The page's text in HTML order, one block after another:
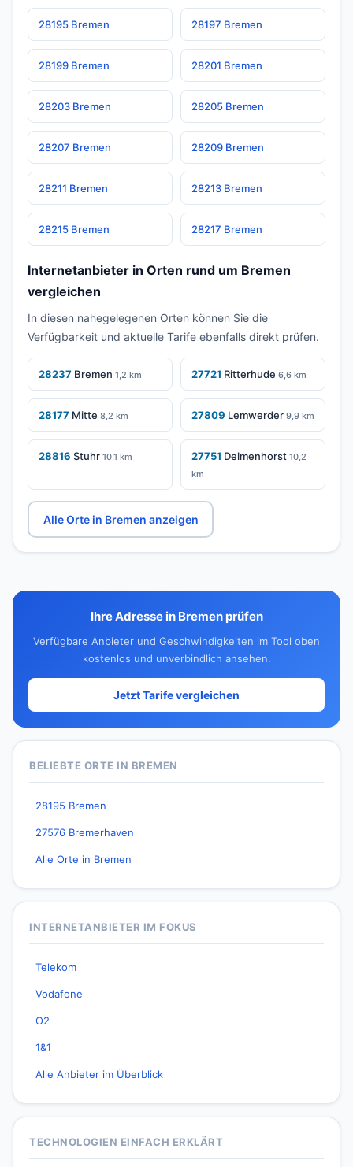
28195 Bremen 28197 Bremen
28199 Bremen 28201 Bremen
28203 Bremen 28205 Bremen
28207 Bremen 28209 Bremen
28211 Bremen 28213 Bremen
28215 Bremen 28217 Bremen
Internetanbieter in Orten rund um Bremen
vergleichen
In diesen nahegelegenen Orten können Sie die
Verfügbarkeit und aktuelle Tarife ebenfalls direkt prüfen.
28237 Bremen 1,2 km 27721 Ritterhude 6,6 km
28177 Mitte 8,2 km 27809 Lemwerder 9,9 km
28816 Stuhr 10,1 km 27751 Delmenhorst 10,2
km
Alle Orte in Bremen anzeigen
Ihre Adresse in Bremen prüfen
Verfügbare Anbieter und Geschwindigkeiten im Tool oben
kostenlos und unverbindlich ansehen.
Jetzt Tarife vergleichen
BELIEBTE ORTE IN BREMEN
28195 Bremen
27576 Bremerhaven
Alle Orte in Bremen
INTERNETANBIETER IM FOKUS
Telekom
Vodafone
O2
1&1
Alle Anbieter im Überblick
TECHNOLOGIEN EINFACH ERKLÄRT